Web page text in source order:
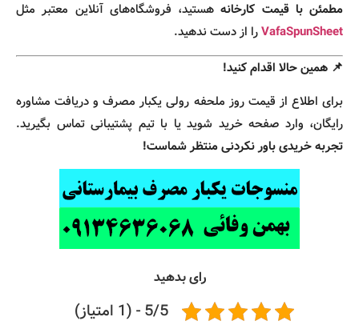
مطمئن با قیمت کارخانههستید، فروشگاه‌های آنلاین معتبر مثل
VafaSpunSheetرا از دست ندهید.
📌 همین حالا اقدام کنید!
برای اطلاع از قیمت روز ملحفه رولی یکبار مصرف و دریافت مشاوره
رایگان، وارد صفحه خرید شوید یا با تیم پشتیبانی تماس بگیرید.
تجربه خریدی باور نکردنی منتظر شماست!
رای بدهید
5/5 - (1 امتیاز)